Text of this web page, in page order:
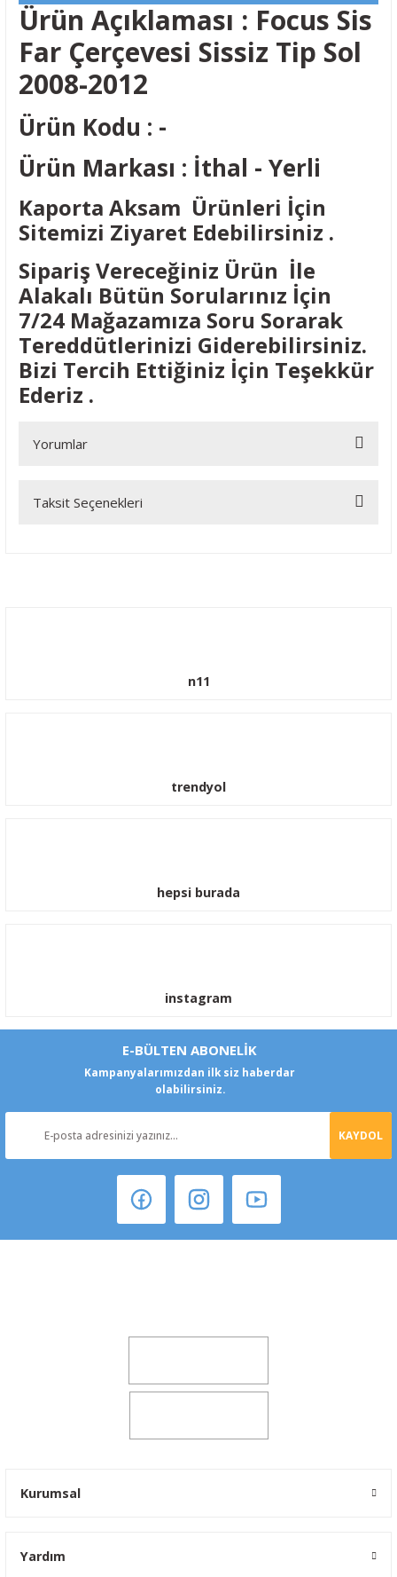
Ürün Açıklaması : Focus Sis
Far Çerçevesi Sissiz Tip Sol
2008-2012
Ürün Kodu : -
Ürün Markası : İthal - Yerli
Kaporta Aksam Ürünleri İçin
Sitemizi Ziyaret Edebilirsiniz .
Sipariş Vereceğiniz Ürün İle
Alakalı Bütün Sorularınız İçin
7/24 Mağazamıza Soru Sorarak
Tereddütlerinizi Giderebilirsiniz.
Bizi Tercih Ettiğiniz İçin Teşekkür
Ederiz .
Yorumlar
Bu ürüne ilk yorumu siz yapın!
Taksit Seçenekleri
n11
trendyol
hepsi burada
instagram
E-BÜLTEN ABONELİK
Kampanyalarımızdan ilk siz haberdar
olabilirsiniz.
KAYDOL
Kurumsal
Yardım